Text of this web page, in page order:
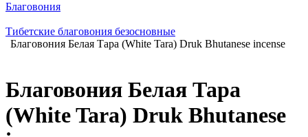
Благовония
Тибетские благовония безосновные
Благовония Белая Тара (White Tara) Druk Bhutanese incense
Благовония Белая Тара
(White Tara) Druk Bhutanese